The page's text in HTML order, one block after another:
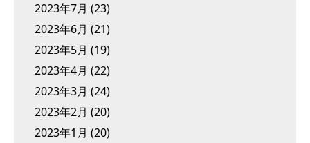
2023年7月 (23)
2023年6月 (21)
2023年5月 (19)
2023年4月 (22)
2023年3月 (24)
2023年2月 (20)
2023年1月 (20)